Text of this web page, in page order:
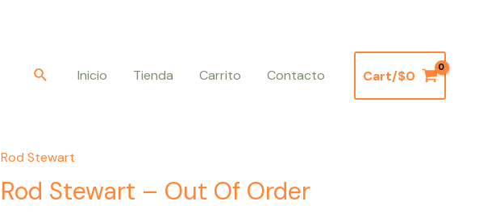
BuscarInicio Tienda Carrito Contacto Cart/$0
Rod Stewart
Rod Stewart – Out Of Order
Rod
Stewart
–